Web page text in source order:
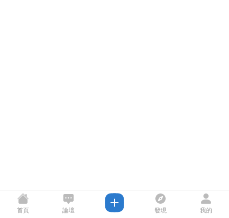
首頁 論壇 發現 我的